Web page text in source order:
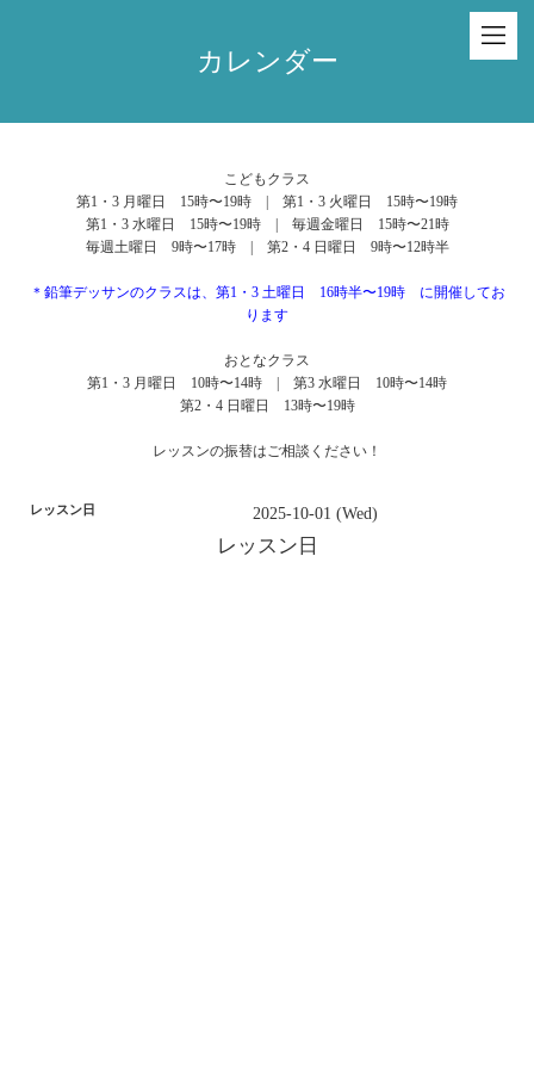
カレンダー
こどもクラス
第1・3 月曜日 15時〜19時 | 第1・3 火曜日 15時〜19時
第1・3 水曜日 15時〜19時 | 毎週金曜日 15時〜21時
毎週土曜日 9時〜17時 | 第2・4 日曜日 9時〜12時半
＊鉛筆デッサンのクラスは、第1・3 土曜日 16時半〜19時 に開催してお
ります
おとなクラス
第1・3 月曜日 10時〜14時 | 第3 水曜日 10時〜14時
第2・4 日曜日 13時〜19時
レッスンの振替はご相談ください！
レッスン日 2025-10-01 (Wed)
レッスン日